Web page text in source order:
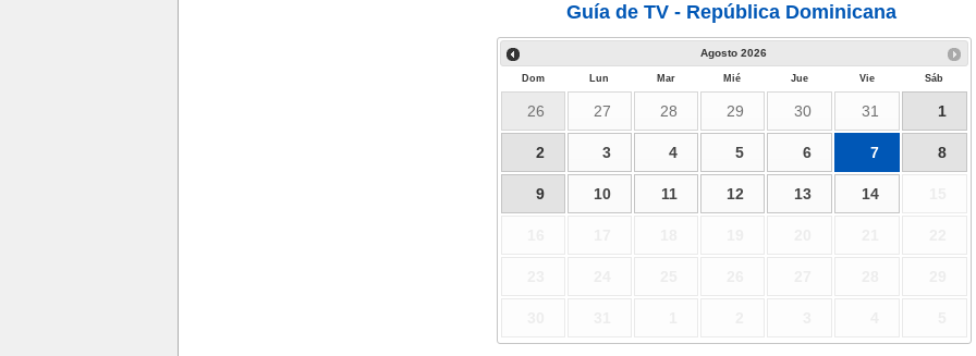
Guía de TV - República Dominicana
Agosto 2026
Dom Lun Mar Mié Jue Vie Sáb
26 27 28 29 30 31 1
2 3 4 5 6 7 8
9 10 11 12 13 14